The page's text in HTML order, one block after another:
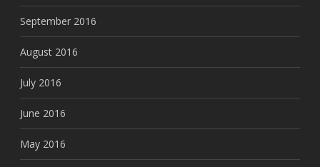
September 2016
August 2016
July 2016
June 2016
May 2016